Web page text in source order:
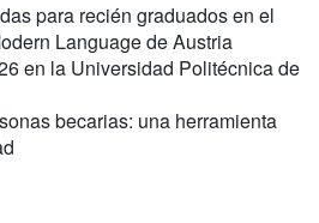
para recién graduados en el
Language de Austria
en la Universidad Politécnica de
becarias: una herramienta